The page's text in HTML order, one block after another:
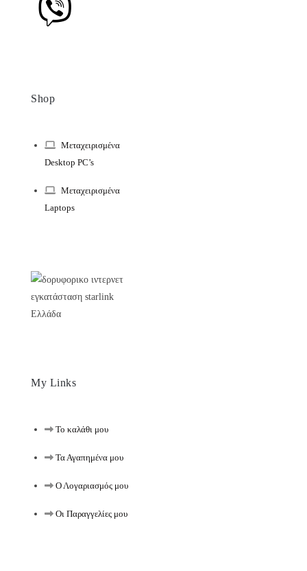
Shop
Μεταχειρισμένα
Desktop PC’s
Μεταχειρισμένα
Laptops
My Links
Το καλάθι μου
Τα Αγαπημένα μου
Ο Λογαριασμός μου
Οι Παραγγελίες μου